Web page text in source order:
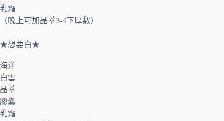
乳霜
（晚上可加晶萃3-4下厚敷）
★想要白★
海洋
白雪
晶萃
膠囊
乳霜